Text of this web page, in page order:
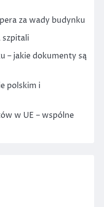
za wady budynku
szpitali
– jakie dokumenty są
polskim i
w UE – wspólne